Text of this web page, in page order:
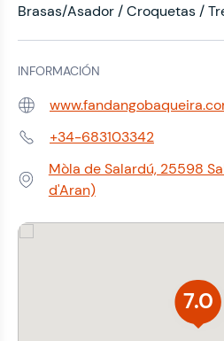
Brasas/Asador / Croquetas /
INFORMACIÓN
Web:
Teléfono:+34-683103342
Dirección:
Mòla de Salardú, 25598
d'Aran)
7.0